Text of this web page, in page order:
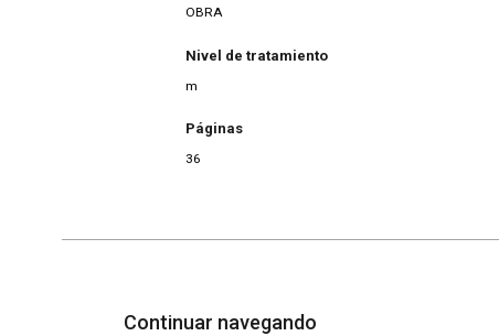
OBRA
Nivel de tratamiento
m
Páginas
36
Continuar navegando